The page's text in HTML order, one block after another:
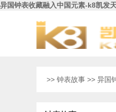
异国钟表收藏融入中国元素-k8凯发
>> 钟表故事 >> 异国